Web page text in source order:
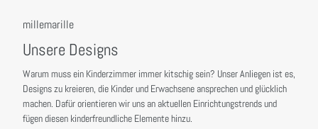
millemarille
Unsere Designs
Warum muss ein Kinderzimmer immer kitschig sein? Unser Anliegen ist es,
Designs zu kreieren, die Kinder und Erwachsene ansprechen und glücklich
machen. Dafür orientieren wir uns an aktuellen Einrichtungstrends und
fügen diesen kinderfreundliche Elemente hinzu.